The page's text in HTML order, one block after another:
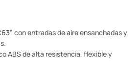
con entradas de aire ensanchadas y
ABS de alta resistencia, flexible y